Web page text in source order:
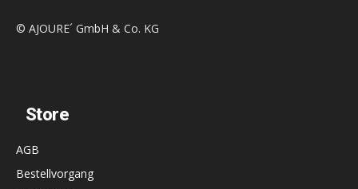
© AJOURE´ GmbH & Co. KG
Store
AGB
Bestellvorgang